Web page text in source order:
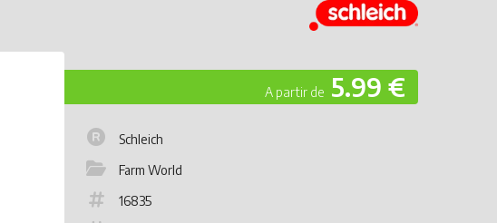
5.99 €
Schleich
Farm World
16835